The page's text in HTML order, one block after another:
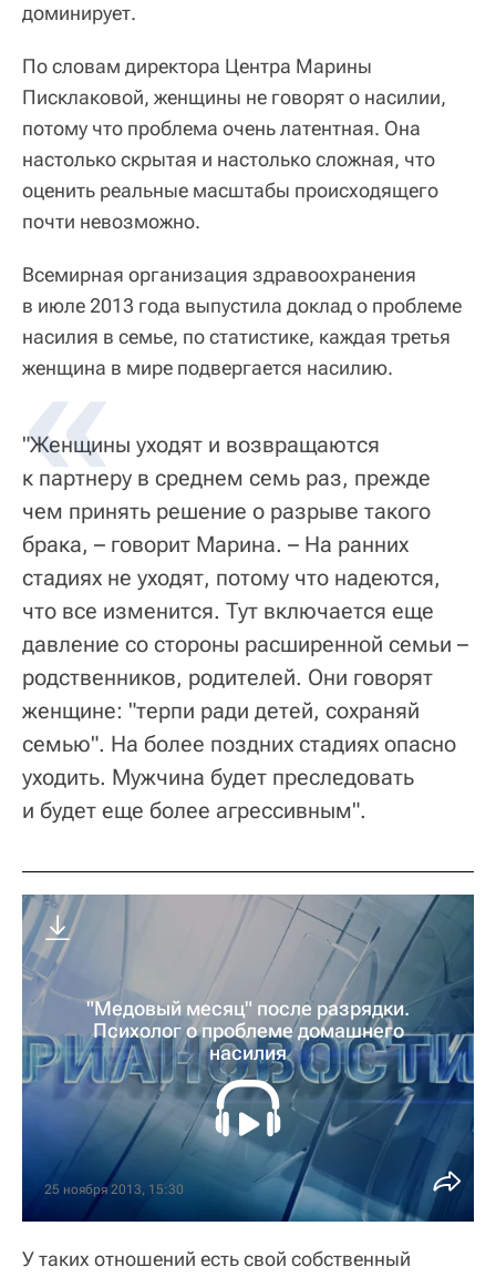
доминирует.
По словам директора Центра Марины
Писклаковой, женщины не говорят о насилии,
потому что проблема очень латентная. Она
настолько скрытая и настолько сложная, что
оценить реальные масштабы происходящего
почти невозможно.
Всемирная организация здравоохранения
в июле 2013 года выпустила доклад о проблеме
насилия в семье, по статистике, каждая третья
женщина в мире подвергается насилию.
"Женщины уходят и возвращаются
к партнеру в среднем семь раз, прежде
чем принять решение о разрыве такого
брака, – говорит Марина. – На ранних
стадиях не уходят, потому что надеются,
что все изменится. Тут включается еще
давление со стороны расширенной семьи –
родственников, родителей. Они говорят
женщине: "терпи ради детей, сохраняй
семью". На более поздних стадиях опасно
уходить. Мужчина будет преследовать
и будет еще более агрессивным".
"Медовый месяц" после разрядки.
Психолог о проблеме домашнего
насилия
25 ноября 2013, 15:30
У таких отношений есть свой собственный